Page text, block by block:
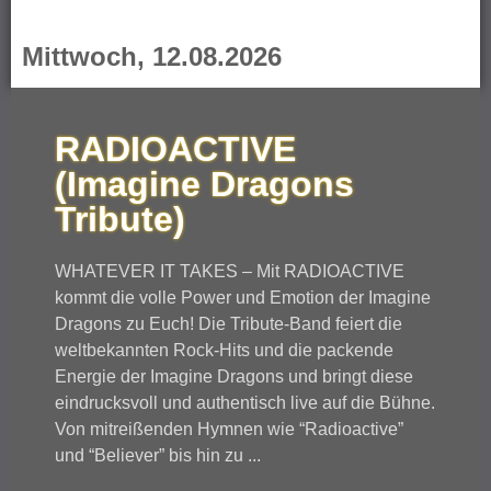
Mittwoch, 12.08.2026
RADIOACTIVE
(Imagine Dragons
Tribute)
WHATEVER IT TAKES – Mit RADIOACTIVE
kommt die volle Power und Emotion der Imagine
Dragons zu Euch! Die Tribute-Band feiert die
weltbekannten Rock-Hits und die packende
Energie der Imagine Dragons und bringt diese
eindrucksvoll und authentisch live auf die Bühne.
Von mitreißenden Hymnen wie “Radioactive”
und “Believer” bis hin zu ...